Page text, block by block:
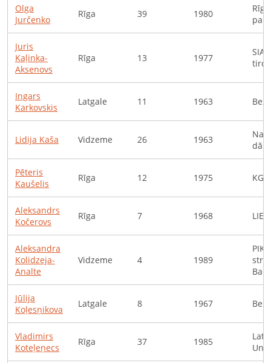
Olga
Jurčenko
Rīga 39 1980
Juris
Kaļinka-
Aksenovs
Rīga 13 1977
SIA
Ingars
Karkovskis
Latgale 11 1963
Lidija Kaša Vidzeme 26 1963
Pēteris
Kaušelis
Rīga 12 1975
Aleksandrs
Kočerovs
Rīga 7 1968
Aleksandra
Kolidzeja-
Analte
Vidzeme 4 1989
Jūlija
Koļesņikova
Latgale 8 1967
Vladimirs
Koteļeņecs
Rīga 37 1985